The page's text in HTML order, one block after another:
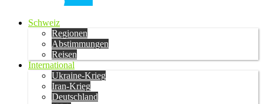
Schweiz
Regionen
Abstimmungen
Reisen
International
Ukraine-Krieg
Iran-Krieg
Deutschland